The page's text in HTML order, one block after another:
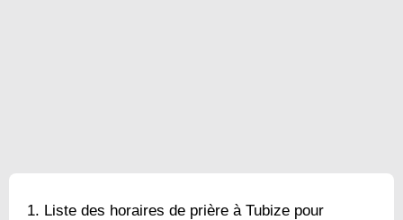
Liste des horaires de prière à Tubize pour